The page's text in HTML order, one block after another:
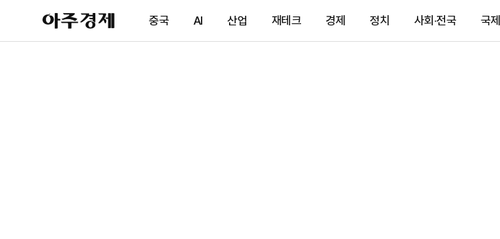
아
주
제
중국 AI 산업 재테크 경제 정치 사회·전국 국제